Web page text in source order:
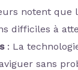
notent que
difficiles à
: La
sans